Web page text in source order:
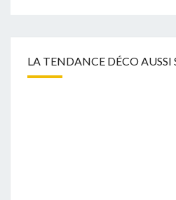
LA TENDANCE DÉCO AUSSI